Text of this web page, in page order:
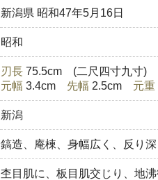
新潟県 昭和47年5月16日
昭和
刃長75.5cm (二尺四寸九寸)
元幅 3.4cm 先幅 2.5cm 元重
新潟
鎬造、庵棟、身幅広く、反り深
杢目肌に、板目肌交じり、地